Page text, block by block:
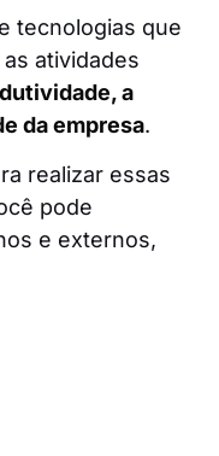
tecnologias que
atividades
a
da empresa.
realizar essas
pode
e externos,